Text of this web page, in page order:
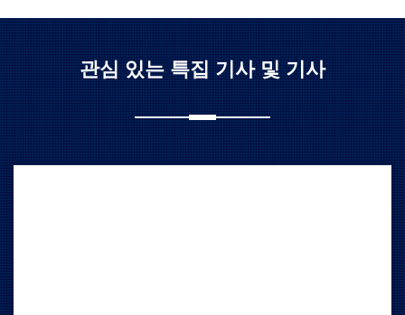
관심 있는 특집 기사 및 기사